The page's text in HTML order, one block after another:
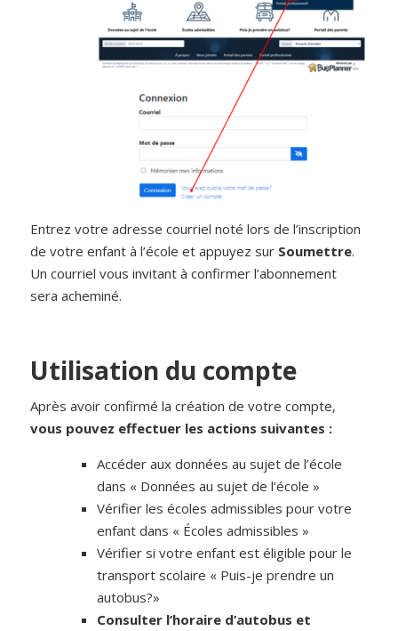
Entrez votre adresse courriel noté lors de l’inscription
de votre enfant à l’école et appuyez sur Soumettre.
Un courriel vous invitant à confirmer l’abonnement
sera acheminé.
Utilisation du compte
Après avoir confirmé la création de votre compte,
vous pouvez effectuer les actions suivantes :
Accéder aux données au sujet de l’école
dans « Données au sujet de l’école »
Vérifier les écoles admissibles pour votre
enfant dans « Écoles admissibles »
Vérifier si votre enfant est éligible pour le
transport scolaire « Puis-je prendre un
autobus?»
Consulter l’horaire d’autobus et